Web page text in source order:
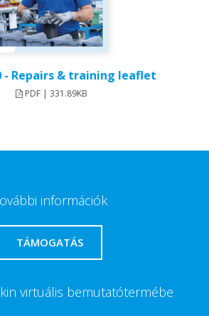
- Repairs & training leaflet
PDF | 331.89KB
információk
TÁMOGATÁS
virtuális bemutatótermébe